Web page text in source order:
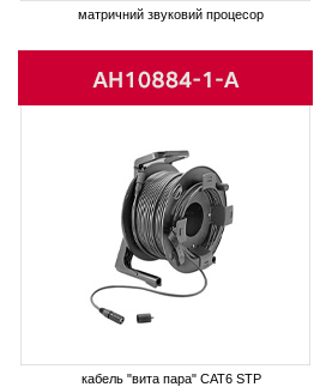
матричний звуковий процесор
кабель "вита пара" CAT6 STP